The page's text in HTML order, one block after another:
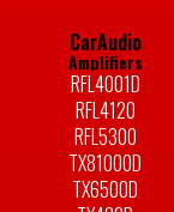
CarAudio
Amplifiers
RFL4001D
RFL4120
RFL5300
TX81000D
TX6500D